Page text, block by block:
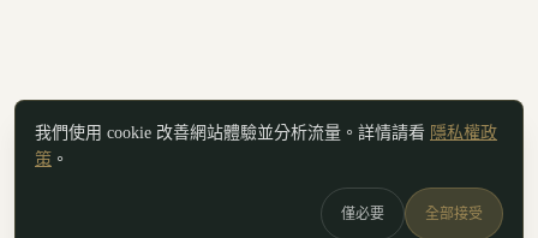
我們使用 cookie 改善網站體驗並分析流量。詳情請看 隱私權政
策 。
僅必要 全部接受